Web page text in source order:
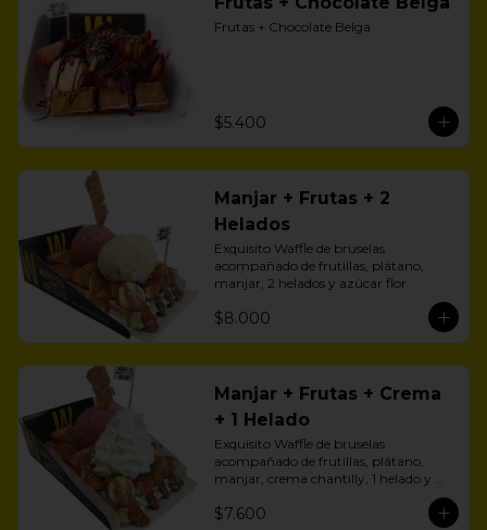
Frutas + Chocolate Belga
$5.400
Manjar + Frutas + 2
Helados
Exquisito Waffle de bruselas
acompañado de frutillas, plátano,
manjar, 2 helados y azúcar flor.
$8.000
Manjar + Frutas + Crema
+ 1 Helado
Exquisito Waffle de bruselas
acompañado de frutillas, plátano,
manjar, crema chantilly, 1 helado y
$7.600